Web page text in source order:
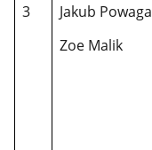
3
Jakub Powaga
Zoe Malik